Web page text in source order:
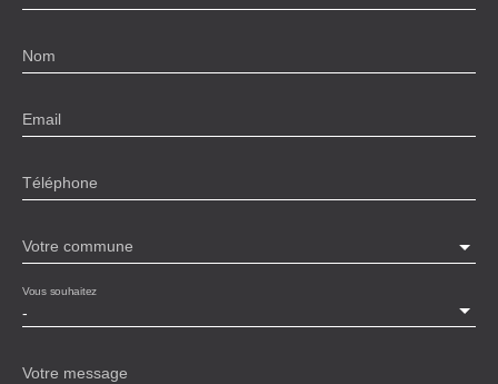
Nom
Email
Téléphone
Votre commune
-
Vous souhaitez
Votre message